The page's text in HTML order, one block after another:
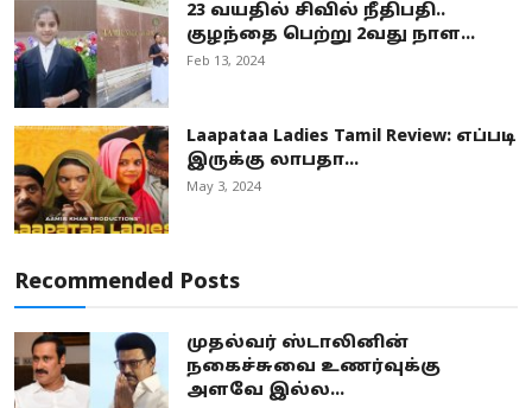
23 வயதில் சிவில் நீதிபதி..
குழந்தை பெற்று 2வது நாள...
Feb 13, 2024
Laapataa Ladies Tamil Review: எப்படி
இருக்கு லாபதா...
May 3, 2024
Recommended Posts
முதல்வர் ஸ்டாலினின்
நகைச்சுவை உணர்வுக்கு
அளவே இல்ல...